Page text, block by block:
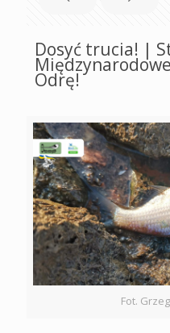
Dosyć trucia! |
Odrę!
Fot.